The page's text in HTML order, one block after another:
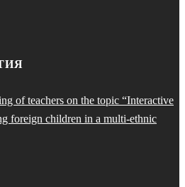
of teachers on the topic “Interactive
foreign children in a multi-ethnic